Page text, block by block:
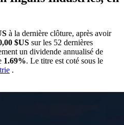
à la dernière clôture, après avoir
$US sur les 52 dernières
un dividende annualisé de
1.69%. Le titre est coté sous le
.